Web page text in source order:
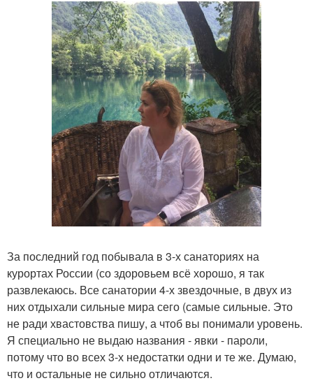
За последний год побывала в 3-х санаториях на
курортах России (со здоровьем всё хорошо, я так
развлекаюсь. Все санатории 4-х звездочные, в двух из
них отдыхали сильные мира сего (самые сильные. Это
не ради хвастовства пишу, а чтоб вы понимали уровень.
Я специально не выдаю названия - явки - пароли,
потому что во всех 3-х недостатки одни и те же. Думаю,
что и остальные не сильно отличаются.